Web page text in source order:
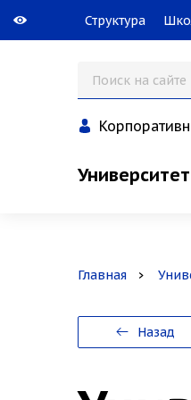
Структура
Университет
Главная
Назад